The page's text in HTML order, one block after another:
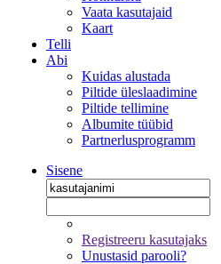
Vaata kasutajaid
Kaart
Telli
Abi
Kuidas alustada
Piltide üleslaadimine
Piltide tellimine
Albumite tüübid
Partnerlusprogramm
Sisene
Registreeru kasutajaks
Unustasid parooli?